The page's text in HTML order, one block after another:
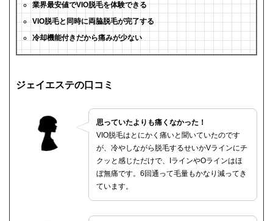
業界最安値でVIO脱毛を体験できる
VIO脱毛と同時に両脇脱毛が完了する
冷却機能付きだから痛みが少ない
ジェイエステの口コミ
思っていたよりも痛くなかった！
VIO脱毛はとにかく痛いと聞いていたのです
が、冷やしながら脱毛するせいかVラインにチ
クッと感じただけで、IラインやOラインはほ
ぼ無痛です。6回通って毛量もかなり減ってき
ています。